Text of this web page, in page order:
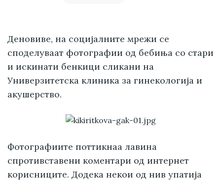
Деновиве, на социјалните мрежи се
споделуваат фотографии од бебиња со стари
и искинати бенкици сликани на
Универзитетска клиника за гинекологија и
акушерство.
Фотографиите поттикнаа лавина
спротивставени коментари од интернет
корисниците. Додека некои од нив упатија